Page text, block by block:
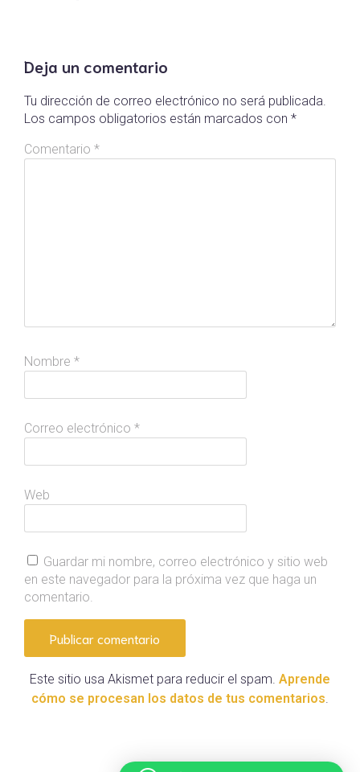
Deja un comentario
Tu dirección de correo electrónico no será publicada.
Los campos obligatorios están marcados con *
Comentario *
Nombre *
Correo electrónico *
Web
Guardar mi nombre, correo electrónico y sitio web
en este navegador para la próxima vez que haga un
comentario.
Este sitio usa Akismet para reducir el spam. Aprende
cómo se procesan los datos de tus comentarios